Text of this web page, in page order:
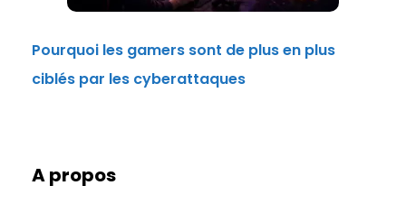
Pourquoi les gamers sont de plus en plus
ciblés par les cyberattaques
A propos